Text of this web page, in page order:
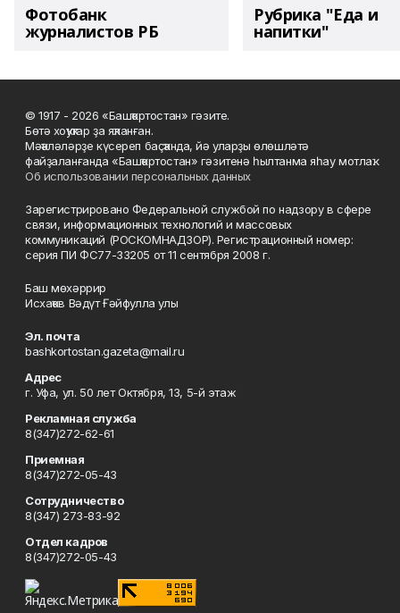
Фотобанк
журналистов РБ
Рубрика "Еда и
напитки"
© 1917 - 2026 «Башҡортостан» гәзите.
Бөтә хоҡуҡтар ҙа яҡланған.
Мәҡәләләрҙе күсереп баҫҡанда, йә уларҙы өлөшләтә
файҙаланғанда «Башҡортостан» гәзитенә һылтанма яһау мотлаҡ.
Об использовании персональных данных
Зарегистрировано Федеральной службой по надзору в сфере
связи, информационных технологий и массовых
коммуникаций (РОСКОМНАДЗОР). Регистрационный номер:
серия ПИ ФС77-33205 от 11 сентября 2008 г.
Баш мөхәррир
Исхаҡов Вәдүт Ғәйфулла улы
Эл. почта
bashkortostan.gazeta@mail.ru
Адрес
г. Уфа, ул. 50 лет Октября, 13, 5-й этаж
Рекламная служба
8(347)272-62-61
Приемная
8(347)272-05-43
Сотрудничество
8(347) 273-83-92
Отдел кадров
8(347)272-05-43